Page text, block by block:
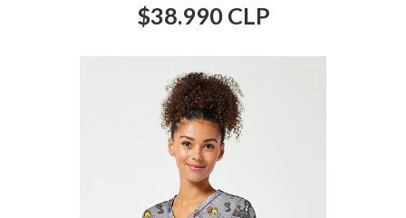
$38.990 CLP